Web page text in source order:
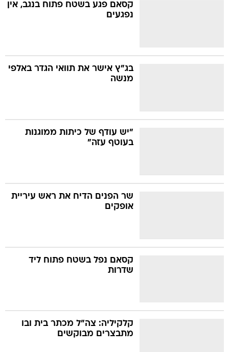
קסאם פגע בשטח פתוח בנגב, אין
נפגעים
בג"ץ אישר את תוואי הגדר באלפי
מנשה
"יש עודף של כיתות ממוגנות
בעוטף עזה"
שר הפנים הדיח את ראש עיריית
אופקים
קסאם נפל בשטח פתוח ליד
שדרות
קלקיליה: צה"ל מכתר בית ובו
מתבצרים מבוקשים